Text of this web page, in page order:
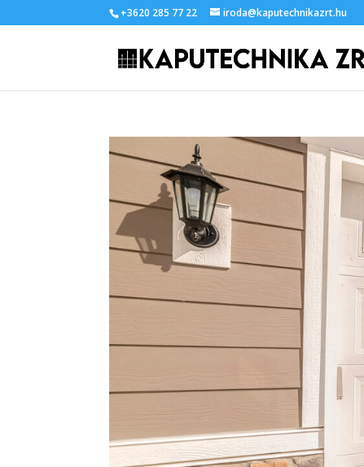
+3620 285 77 22 iroda@kaputechnikazrt.hu